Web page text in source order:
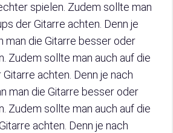
spielen. Zudem sollte man
der Gitarre achten. Denn je
man die Gitarre besser oder
Zudem sollte man auch auf die
achten. Denn je nach
man die Gitarre besser oder
Zudem sollte man auch auf die
achten. Denn je nach